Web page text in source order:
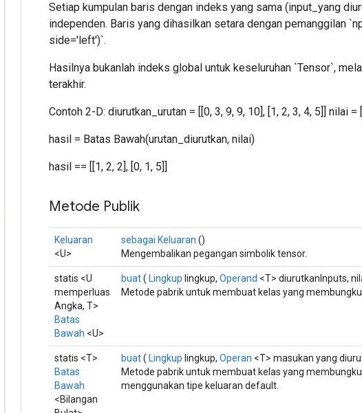
Setiap kumpulan baris dengan indeks yang sama (input_yang
independen. Baris yang dihasilkan setara dengan pemanggilan
side='left')`.
Hasilnya bukanlah indeks global untuk keseluruhan `Tensor`,
terakhir.
Contoh 2-D: diurutkan_urutan = [[0, 3, 9, 9, 10], [1, 2, 3, 4, 5]] nilai =
hasil = Batas Bawah(urutan_diurutkan, nilai)
hasil == [[1, 2, 2], [0, 1, 5]]
Metode Publik
Keluaran
<U>
sebagai Keluaran ()
Mengembalikan pegangan simbolik tensor.
statis <U
memperluas
Angka, T>
Batas
Bawah <U>
buat( Lingkup lingkup, Operand <T> diurutkanInputs,
Metode pabrik untuk membuat kelas yang
statis <T>
Batas
Bawah
<Bilangan
buat( Lingkup lingkup, Operan <T> masukan yang
Metode pabrik untuk membuat kelas yang
menggunakan tipe keluaran default.